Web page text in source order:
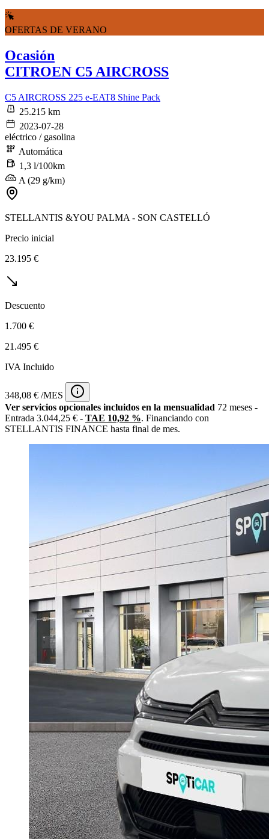
OFERTAS DE VERANO
Ocasión
CITROEN C5 AIRCROSS
C5 AIRCROSS 225 e-EAT8 Shine Pack
25.215 km
2023-07-28
eléctrico / gasolina
Automática
1,3 l/100km
A (29 g/km)
STELLANTIS &YOU PALMA - SON CASTELLÓ
Precio inicial
23.195 €
Descuento
1.700 €
21.495 €
IVA Incluido
348,08 € /MES
Ver servicios opcionales incluidos en la mensualidad 72 meses -
Entrada 3.044,25 € - TAE 10,92 %. Financiando con
STELLANTIS FINANCE hasta final de mes.